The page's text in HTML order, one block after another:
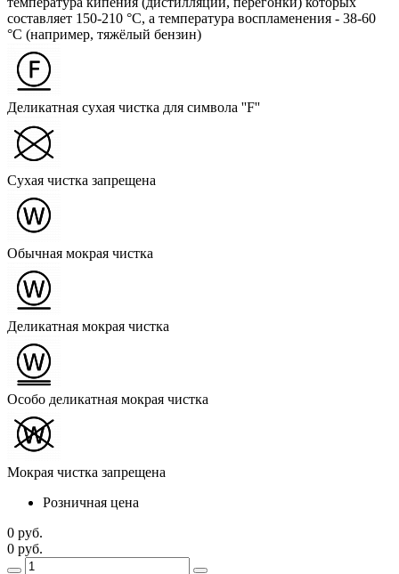
составляет 150-210 °C, а температура воспламенения - 38-60
°C (например, тяжёлый бензин)
Деликатная сухая чистка для символа ''F''
Сухая чистка запрещена
Обычная мокрая чистка
Деликатная мокрая чистка
Особо деликатная мокрая чистка
Мокрая чистка запрещена
Розничная цена
0 руб.
0 руб.